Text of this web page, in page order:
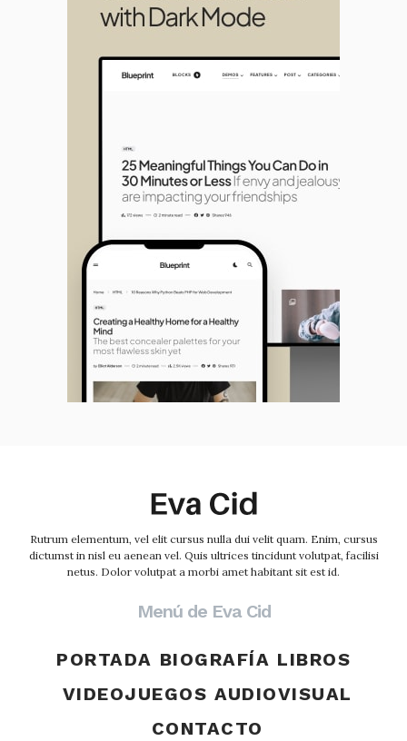
Rutrum elementum, vel elit cursus nulla dui velit quam. Enim, cursus
dictumst in nisl eu aenean vel. Quis ultrices tincidunt volutpat, facilisi
netus. Dolor volutpat a morbi amet habitant sit est id.
Menú de Eva Cid
PORTADA BIOGRAFÍA LIBROS
VIDEOJUEGOS AUDIOVISUAL
CONTACTO